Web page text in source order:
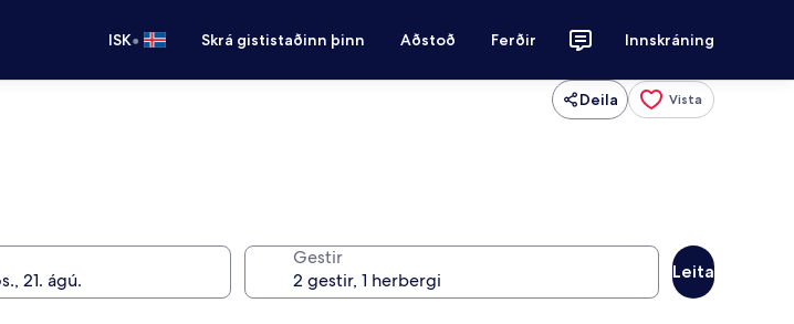
ISK• Skrá gististaðinn þinn Aðstoð Ferðir Innskráning
Deila Vista
Gestir
Leita